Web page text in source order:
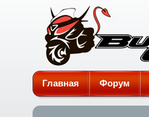
Burgman-Club
Главная Форум